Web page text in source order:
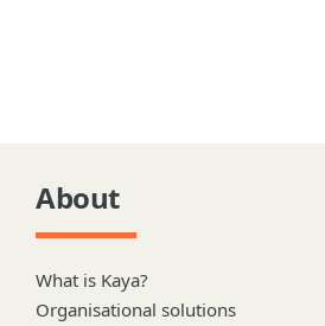
About
What is Kaya?
Organisational solutions